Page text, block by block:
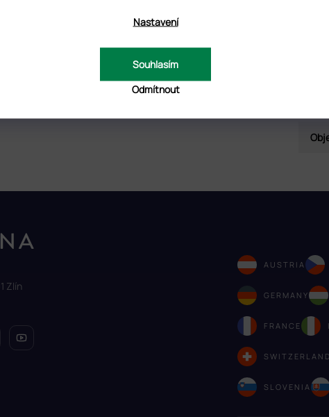
Nastavení
Odmítnout
Souhlasím
Zlín
AUSTRIA
GERMANY
FRANCE
SWITZERLAND
SLOVENIA